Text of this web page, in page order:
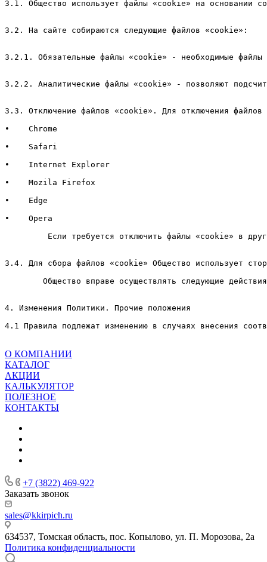
3.1. Общество использует файлы «cookie» на основании
3.2. На сайте собираются следующие файлов «cookie»:
3.2.1. Обязательные файлы «cookie» - необходимые файлы
3.2.2. Аналитические файлы «cookie» - позволяют
3.3. Отключение файлов «cookie». Для отключения файлов
•    Сhrome
•    Safari
•    Internet Explorer
•    Mozila Firefox
•    Edge
•    Opera
Если требуется отключить файлы «cookie» в
3.4. Для сбора файлов «cookie» Общество использует
Общество вправе осуществлять следующие
4. Изменения Политики. Прочие положения
О КОМПАНИИ
КАТАЛОГ
АКЦИИ
КАЛЬКУЛЯТОР
ПОЛЕЗНОЕ
КОНТАКТЫ
+7 (3822) 469-922
Заказать звонок
sales@kkirpich.ru
634537, Томская область, пос. Копылово, ул. П. Морозова, 2а
Политика конфиденциальности